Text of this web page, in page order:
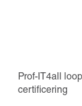
Prof-IT4all
certificering